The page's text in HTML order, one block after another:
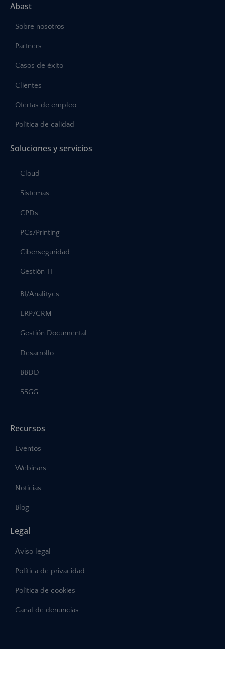
Abast
Sobre nosotros
Partners
Casos de éxito
Clientes
Ofertas de empleo
Política de calidad
Soluciones y servicios
Cloud
Sistemas
CPDs
PCs/Printing
Ciberseguridad
Gestión TI
BI/Analitycs
ERP/CRM
Gestión Documental
Desarrollo
BBDD
SSGG
Recursos
Eventos
Webinars
Noticias
Blog
Legal
Aviso legal
Política de privacidad
Política de cookies
Canal de denuncias